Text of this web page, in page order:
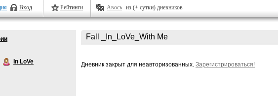
Вход Рейтинги Авось из (+ сутки) дневников
In LoVe
Fall _In_LoVe_With Me
Дневник закрыт для неавторизованных. Зарегистрироваться!